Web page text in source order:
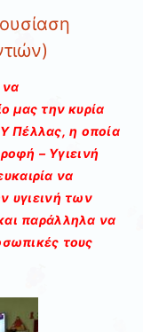
να
μας την κυρία
Πέλλας, η οποία
– Υγιεινή
να
υγιεινή των
παράλληλα να
τους